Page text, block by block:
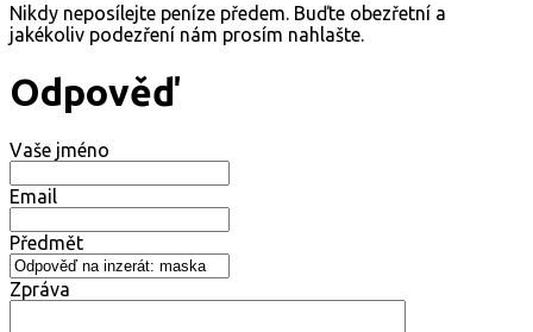
Nikdy neposílejte peníze předem. Buďte obezřetní a
jakékoliv podezření nám prosím nahlašte.
Odpověď
Vaše jméno
Email
Předmět
Zpráva